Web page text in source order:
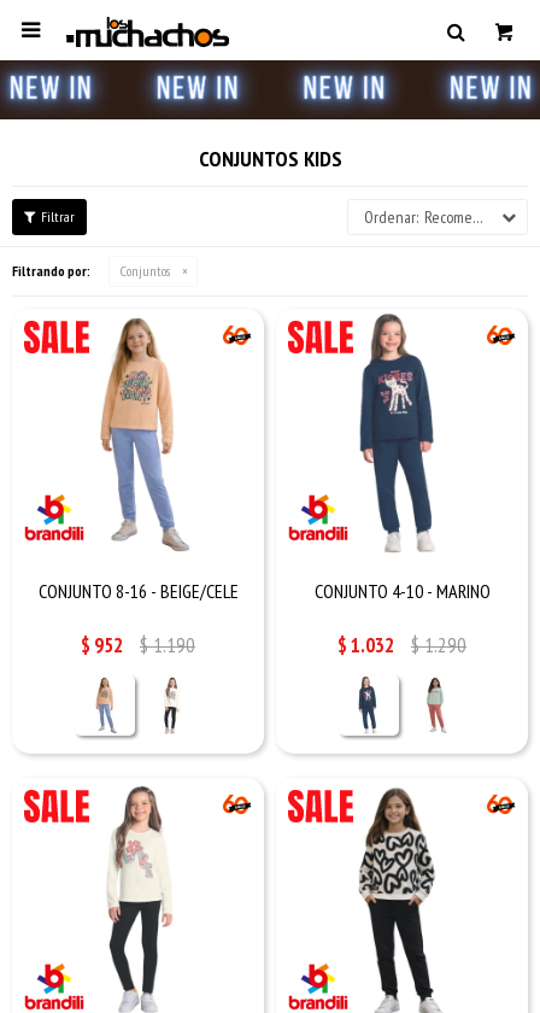

CONJUNTOS KIDS
Recomendados
Filtrando por: Conjuntos
CONJUNTO 8-16 - BEIGE/CELE
$ 952 $1.190
CONJUNTO 4-10 - MARINO
$1.032 $1.290